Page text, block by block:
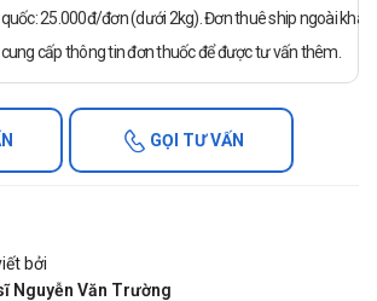
25.000đ/đơn (dưới 2kg). Đơn thuê ship ngoài
cấp thông tin đơn thuốc để được tư vấn thêm.
GỌI TƯ VẤN
bởi
Nguyễn Văn Trường